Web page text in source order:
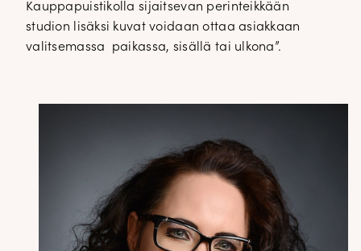
Kauppapuistikolla sijaitsevan perinteikkään
studion lisäksi kuvat voidaan ottaa asiakkaan
valitsemassa paikassa, sisällä tai ulkona”.